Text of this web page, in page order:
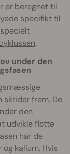
er beregnet til
specifikt til
.
under den
skrider frem. De
den
udvikle flotte
har de
kalium. Hvis